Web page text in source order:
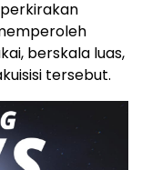
berskala luas,
tersebut.